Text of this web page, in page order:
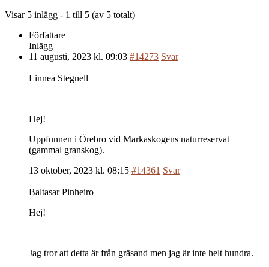
Visar 5 inlägg - 1 till 5 (av 5 totalt)
Författare
Inlägg
11 augusti, 2023 kl. 09:03 #14273 Svar
Linnea Stegnell
Hej!
Uppfunnen i Örebro vid Markaskogens naturreservat
(gammal granskog).
13 oktober, 2023 kl. 08:15 #14361 Svar
Baltasar Pinheiro
Hej!
Jag tror att detta är från gräsand men jag är inte helt hundra.